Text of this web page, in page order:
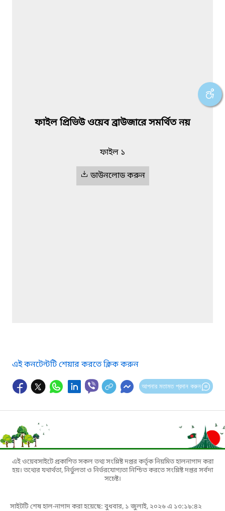
ফাইল প্রিভিউ ওয়েব ব্রাউজারে সমর্থিত নয়
ফাইল ১
ডাউনলোড করুন
এই কনটেন্টটি শেয়ার করতে ক্লিক করুন
আপনার মতামত প্রদান করুন
এই ওয়েবসাইটে প্রকাশিত সকল তথ্য সংশ্লিষ্ট দপ্তর কর্তৃক নিয়মিত হালনাগাদ করা
হয়। তথ্যের যথার্থতা, নির্ভুলতা ও নির্ভরযোগ্যতা নিশ্চিত করতে সংশ্লিষ্ট দপ্তর সর্বদা
সচেষ্ট।
সাইটটি শেষ হাল-নাগাদ করা হয়েছে: বুধবার, ১ জুলাই, ২০২৬ এ ১৩:১৯:৪২